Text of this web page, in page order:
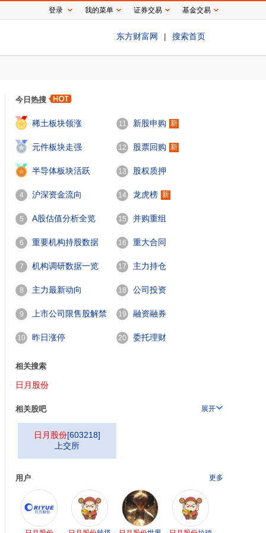
东方财富网 | 搜索首页
今日热搜
稀土板块领涨
2
元件板块走强
3
半导体板块活跃
4 沪深资金流向
5 A股估值分析全览
6 重要机构持股数据
7 机构调研数据一览
8 主力最新动向
9 上市公司限售股解禁
一览
10 昨日涨停
11 新股申购 新
12 股票回购 新
13 股权质押
14 龙虎榜 新
15 并购重组
16 重大合同
17 主力持仓
18 公司投资
19 融资融券
20 委托理财
相关搜索
日月股份
相关股吧 展开
日月股份[603218]
上交所
用户 更多
登录 我的菜单 证券交易 基金交易